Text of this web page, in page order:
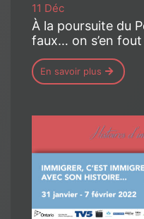
11 Déc
À la poursuite du
faux… on s’en fout
En savoir plus